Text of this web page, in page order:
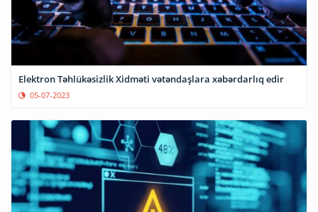
Elektron Təhlükəsizlik Xidməti vətəndaşlara xəbərdarlıq edir
05-07-2023